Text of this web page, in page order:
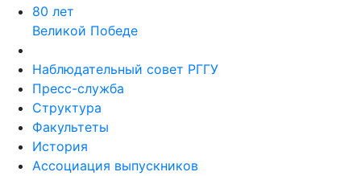
80 лет
Великой Победе
Наблюдательный совет РГГУ
Пресс-служба
Структура
Факультеты
История
Ассоциация выпускников